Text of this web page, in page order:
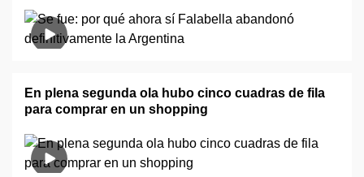
En plena segunda ola hubo cinco cuadras de fila
para comprar en un shopping